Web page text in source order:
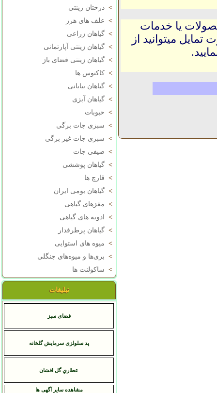
> درختان زینتی
> علف های هرز
> گیاهان زراعی
> گیاهان زینتی آپارتمانی
> گیاهان زینتی فضای باز
> کاکتوس ها
> گیاهان بیابانی
> گیاهان آبزی
> حبوبات
> سبزی جات برگی
> سبزی جات غیر برگی
> صیفی جات
> گیاهان پوششی
> قارچ ها
> گیاهان بومی ایران
> مغزهای گیاهی
>
ادویه های گیاهی
> گیاهان پرطرفدار
> میوه های استوایی
> بری‌ها و میوه‌های جنگلی
> ساکولنت ها
تبلیغات
فضای سبز
پد سلولزی سرمایش گلخانه
عطاري گل افشان
مشاهده سایر آگهی ها
یا خدمات
میتوانید از